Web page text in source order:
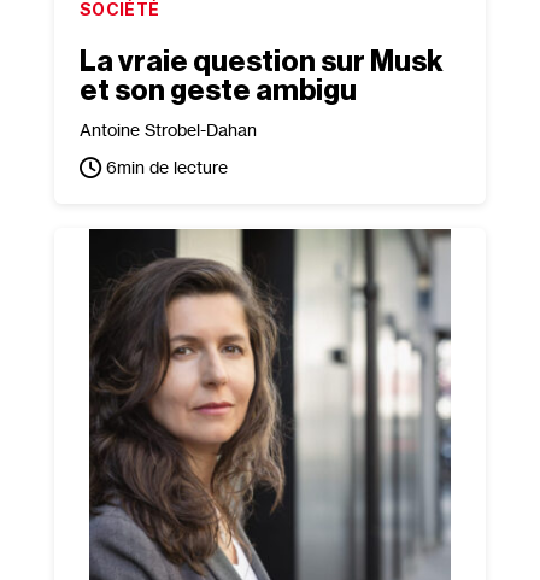
SOCIÉTÉ
La vraie question sur Musk
et son geste ambigu
Antoine Strobel-Dahan
6min de lecture